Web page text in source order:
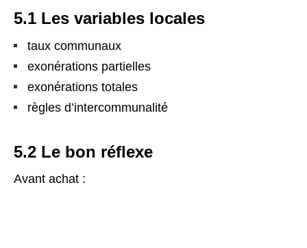
5.1 Les variables locales
taux communaux
exonérations partielles
exonérations totales
règles d’intercommunalité
5.2 Le bon réflexe
Avant achat :